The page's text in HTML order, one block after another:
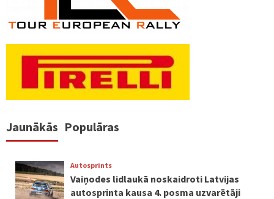
Jaunākās Populāras
Autosprints
Vaiņodes lidlaukā noskaidroti Latvijas
autosprinta kausa 4. posma uzvarētāji